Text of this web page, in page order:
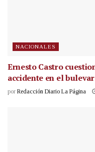
NACIONALES
Ernesto Castro
accidente en el
por Redacción Diario La Página